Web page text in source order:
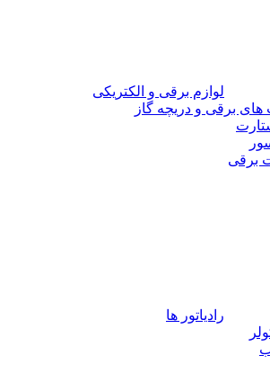
لوازم برقی و الکتریکی
های برقی و دریچه گاز
برقی
رادیاتور ها